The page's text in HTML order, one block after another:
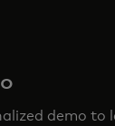
demo to